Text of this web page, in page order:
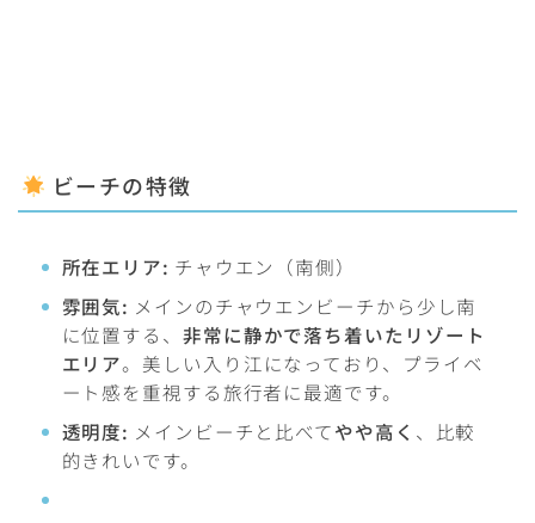
ビーチの特徴
所在エリア: チャウエン（南側）
雰囲気: メインのチャウエンビーチから少し南
に位置する、 非常に静かで落ち着いたリゾート
エリア。美しい入り江になっており、プライベ
ート感を重視する旅行者に最適です。
透明度: メインビーチと比べてやや高く 、比較
的きれいです。